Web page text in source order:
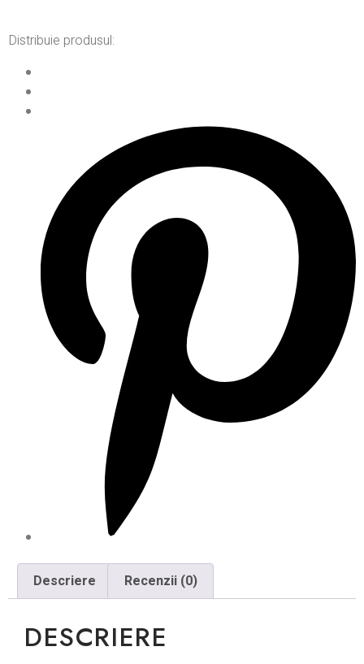
Distribuie produsul:
Descriere Recenzii (0)
DESCRIERE